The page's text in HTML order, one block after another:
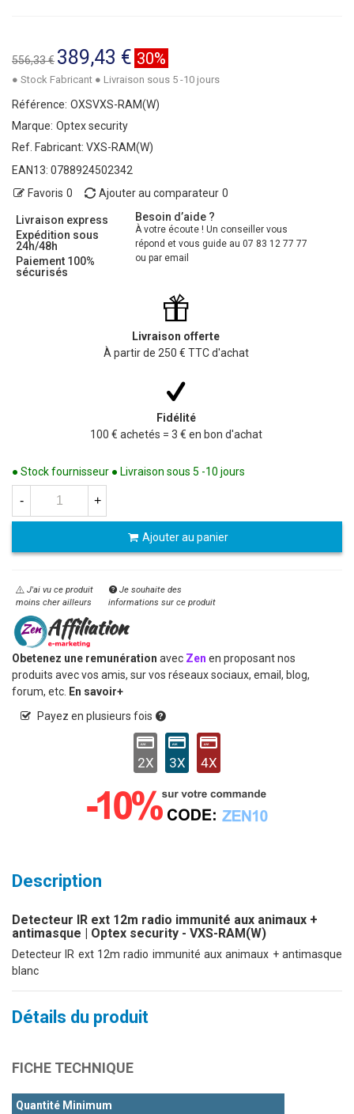
556,33 € 389,43 € 30%
● Stock Fabricant ● Livraison sous 5 -10 jours
Référence: OXSVXS-RAM(W)
Marque: Optex security
Ref. Fabricant: VXS-RAM(W)
EAN13: 0788924502342
Favoris 0 Ajouter au comparateur 0
Livraison express
Expédition sous
24h/48h
Paiement 100%
sécurisés
Besoin d’aide ?
À votre écoute ! Un conseiller vous
répond et vous guide au 07 83 12 77 77
ou par email
Livraison offerte
À partir de 250 € TTC d'achat
Fidélité
100 € achetés = 3 € en bon d'achat
● Stock fournisseur ● Livraison sous 5 -10 jours
- +
Ajouter au panier
J'ai vu ce produit
moins cher ailleurs
Je souhaite des
informations sur ce produit
Obetenez une remunération avec Zen en proposant nos
produits avec vos amis, sur vos réseaux sociaux, email, blog,
forum, etc. En savoir+
Payez en plusieurs fois
2X 3X 4X
Description
Detecteur IR ext 12m radio immunité aux animaux +
antimasque | Optex security - VXS-RAM(W)
Detecteur IR ext 12m radio immunité aux animaux + antimasque
blanc
Détails du produit
FICHE TECHNIQUE
Quantité Minimum